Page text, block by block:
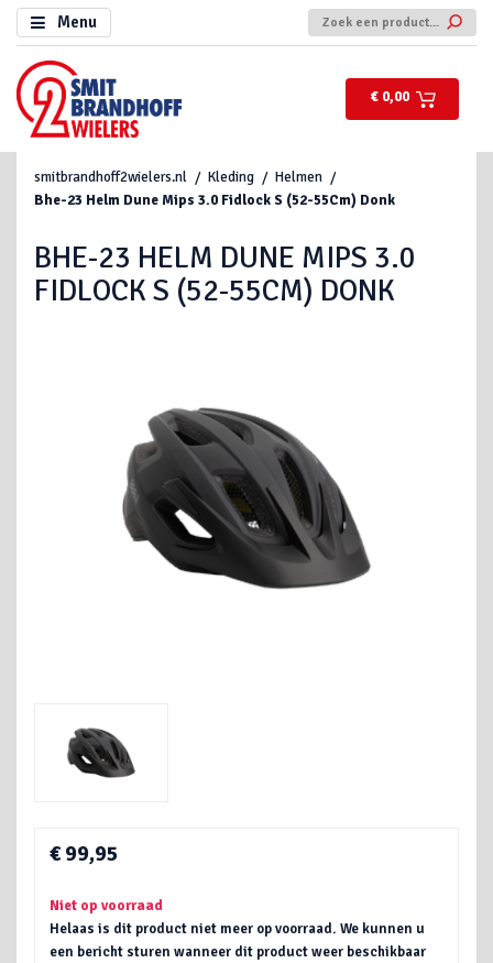
Menu
€ 0,00
smitbrandhoff2wielers.nl Kleding
Helmen
Bhe-23 Helm Dune Mips 3.0 Fidlock S (52-55Cm) Donk
BHE-23 HELM DUNE MIPS 3.0
FIDLOCK S (52-55CM) DONK
€ 99,95
Niet op voorraad
Helaas is dit product niet meer op voorraad. We kunnen u
een bericht sturen wanneer dit product weer beschikbaar